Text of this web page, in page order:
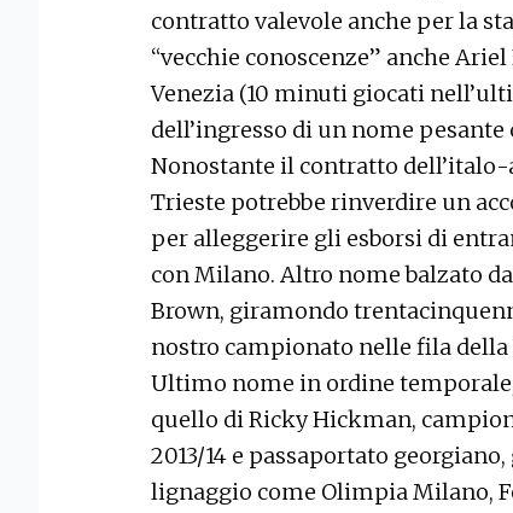
contratto valevole anche per la
“vecchie conoscenze” anche
Venezia (10 minuti giocati
dell’ingresso di un nome
Nonostante il contratto
Trieste potrebbe rinverdire un
per alleggerire gli esborsi di
con Milano. Altro nome balzato
Brown, giramondo
nostro campionato nelle fila della
Ultimo nome in ordine
quello di Ricky Hickman,
2013/14 e passaportato
lignaggio come Olimpia Milano,